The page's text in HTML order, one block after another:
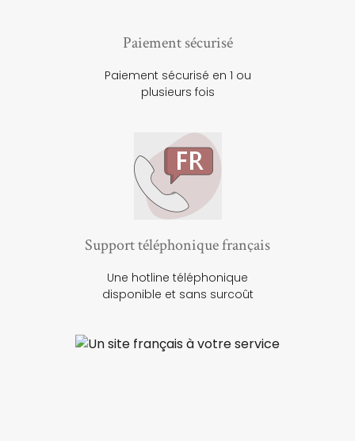
Paiement sécurisé
Paiement sécurisé en 1 ou
plusieurs fois
Support téléphonique français
Une hotline téléphonique
disponible et sans surcoût